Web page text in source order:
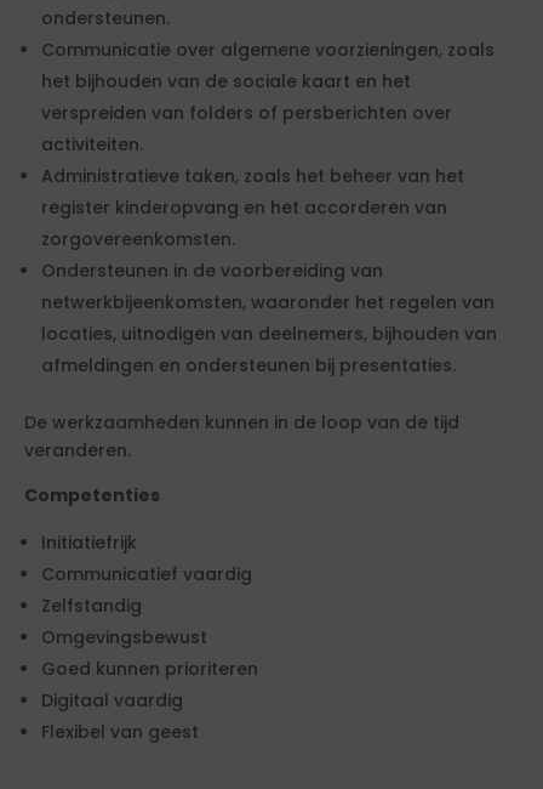
ondersteunen.
Communicatie over algemene voorzieningen, zoals
het bijhouden van de sociale kaart en het
verspreiden van folders of persberichten over
activiteiten.
Administratieve taken, zoals het beheer van het
register kinderopvang en het accorderen van
zorgovereenkomsten.
Ondersteunen in de voorbereiding van
netwerkbijeenkomsten, waaronder het regelen van
locaties, uitnodigen van deelnemers, bijhouden van
afmeldingen en ondersteunen bij presentaties.
De werkzaamheden kunnen in de loop van de tijd
veranderen.
Competenties
Initiatiefrijk
Communicatief vaardig
Zelfstandig
Omgevingsbewust
Goed kunnen prioriteren
Digitaal vaardig
Flexibel van geest